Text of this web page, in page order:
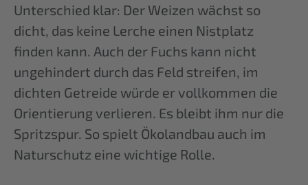
Unterschied klar: Der Weizen wächst so
dicht, das keine Lerche einen Nistplatz
finden kann. Auch der Fuchs kann nicht
ungehindert durch das Feld streifen, im
dichten Getreide würde er vollkommen die
Orientierung verlieren. Es bleibt ihm nur die
Spritzspur. So spielt Ökolandbau auch im
Naturschutz eine wichtige Rolle.